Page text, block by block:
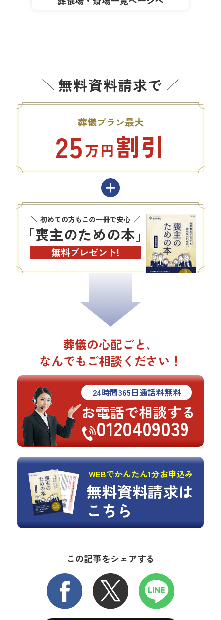
無料資料請求で
葬儀プラン最大
25万円割引
初めての方もこの一冊で安心
「喪主のための本」
無料プレゼント!
葬儀の心配ごと、
なんでもご相談ください！
24時間365日通話料無料
お電話で相談する
0120409039
WEBでかんたん1分お申込み
無料資料請求は
こちら
この記事をシェアする
FACEBOOK